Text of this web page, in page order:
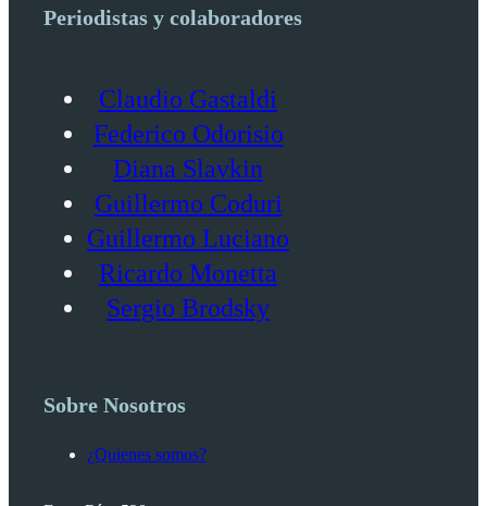
Periodistas y colaboradores
Claudio Gastaldi
Federico Odorisio
Diana Slavkin
Guillermo Coduri
Guillermo Luciano
Ricardo Monetta
Sergio Brodsky
Sobre Nosotros
¿Quienes somos?